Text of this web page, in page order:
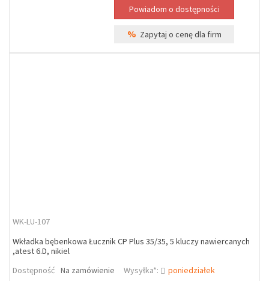
% Zapytaj o cenę dla firm
WK-LU-107
Wkładka bębenkowa Łucznik CP Plus 35/35, 5 kluczy nawiercanych
,atest 6.D, nikiel
Dostępność Na zamówienie Wysyłka*: poniedziałek